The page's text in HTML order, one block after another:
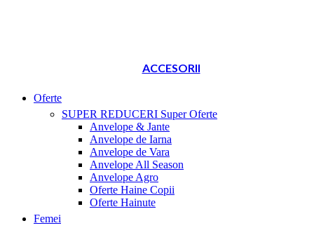
ACCESORII
Oferte
SUPER REDUCERI Super Oferte
Anvelope & Jante
Anvelope de Iarna
Anvelope de Vara
Anvelope All Season
Anvelope Agro
Oferte Haine Copii
Oferte Hainute
Femei